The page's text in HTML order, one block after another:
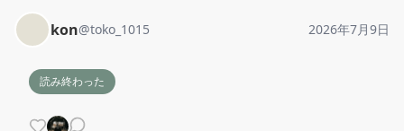
kon@toko_1015 2026年7月9日
読み終わった